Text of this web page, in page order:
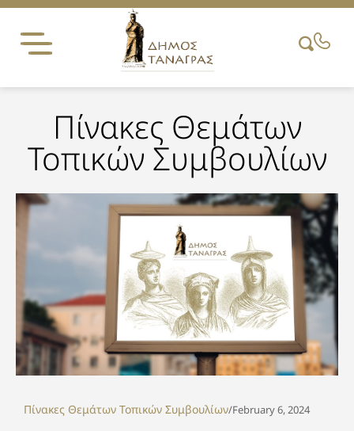
Skip
content
Πίνακες Θεμάτων
Τοπικών Συμβουλίων
Πίνακες Θεμάτων Τοπικών Συμβουλίων/February 6, 2024